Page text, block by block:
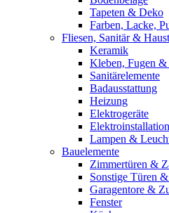
Tapeten & Deko
Farben, Lacke,
Fliesen, Sanitär &
Keramik
Kleben, Fugen &
Sanitärelemente
Badausstattung
Heizung
Elektrogeräte
Elektroinstallation
Lampen &
Bauelemente
Zimmertüren &
Sonstige Türen
Garagentore &
Fenster